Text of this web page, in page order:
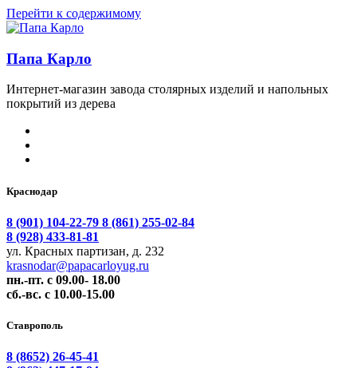
Перейти к содержимому
Папа Карло
Интернет-магазин завода столярных изделий и напольных
покрытий из дерева
Краснодар
8 (901) 104-22-79 8 (861) 255-02-84
8 (928) 433-81-81
ул. Красных партизан, д. 232
krasnodar@papacarloyug.ru
пн.-пт. с 09.00- 18.00
сб.-вс. с 10.00-15.00
Ставрополь
8 (8652) 26-45-41